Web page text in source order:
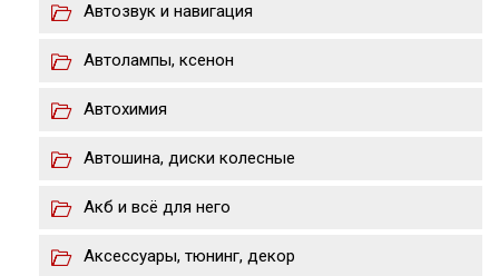
Автозвук и навигация
Автолампы, ксенон
Автохимия
Автошина, диски колесные
Акб и всё для него
Аксессуары, тюнинг, декор